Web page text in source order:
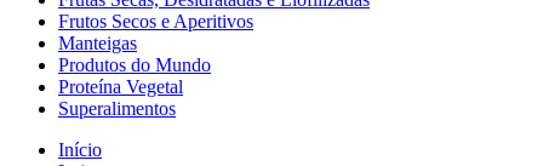
Frutos Secos e Aperitivos
Manteigas
Produtos do Mundo
Proteína Vegetal
Superalimentos
Início